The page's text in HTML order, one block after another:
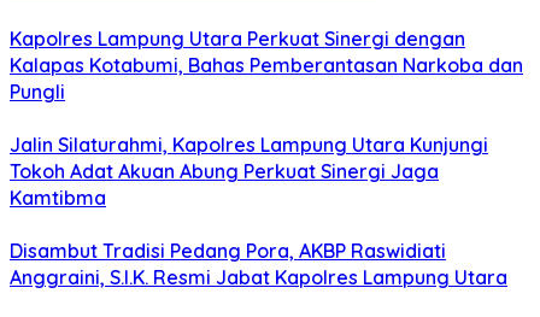
Kapolres Lampung Utara Perkuat Sinergi dengan
Kalapas Kotabumi, Bahas Pemberantasan Narkoba dan
Pungli
Jalin Silaturahmi, Kapolres Lampung Utara Kunjungi
Tokoh Adat Akuan Abung Perkuat Sinergi Jaga
Kamtibma
Disambut Tradisi Pedang Pora, AKBP Raswidiati
Anggraini, S.I.K. Resmi Jabat Kapolres Lampung Utara